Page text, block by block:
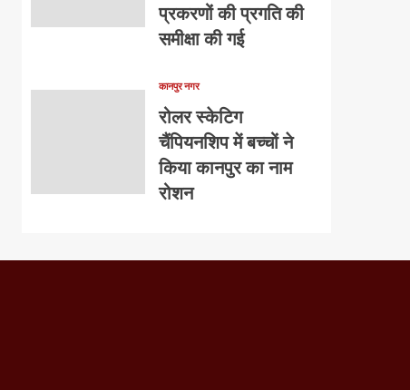
प्रकरणों की प्रगति की
समीक्षा की गई
कानपुर नगर
रोलर स्केटिग
चैंपियनशिप में बच्चों ने
किया कानपुर का नाम
रोशन